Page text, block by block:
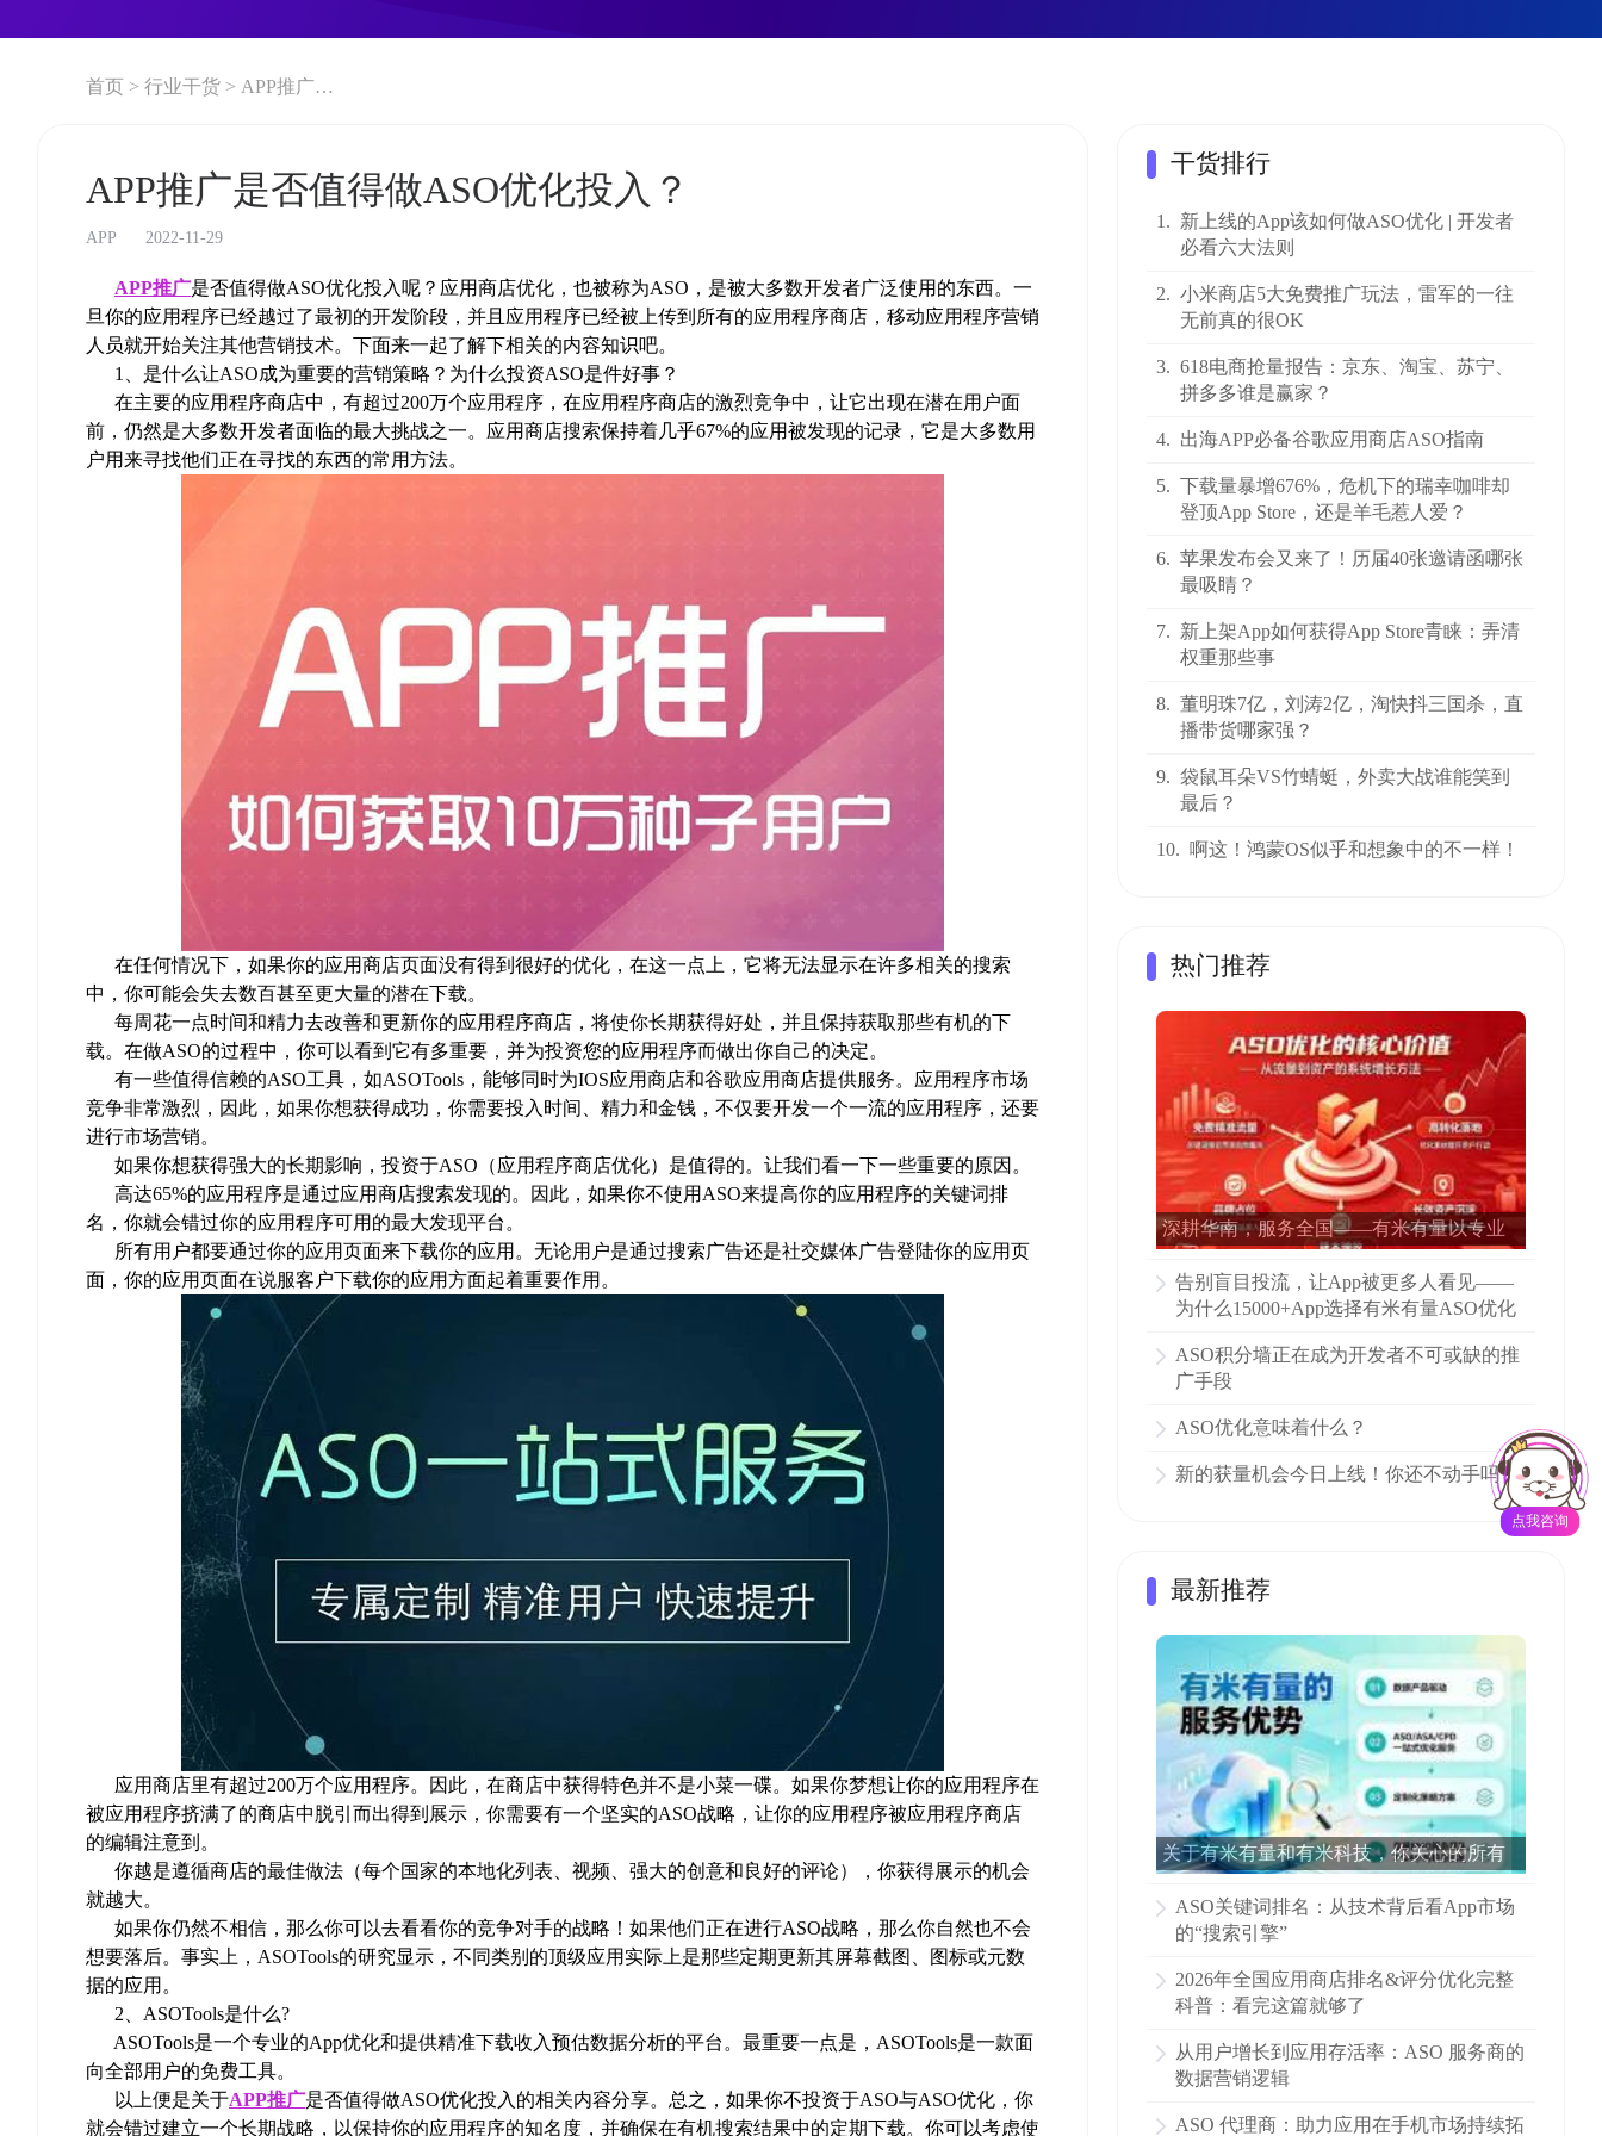
点我咨询
首页 > 行业干货 > APP推广是否值得做ASO优化投入？
APP推广是否值得做ASO优化投入？
APP 2022-11-29
APP推广是否值得做ASO优化投入呢？应用商店优化，也被称为ASO，是被大多数开发者广泛使用的东西。一
旦你的应用程序已经越过了最初的开发阶段，并且应用程序已经被上传到所有的应用程序商店，移动应用程序营销
人员就开始关注其他营销技术。下面来一起了解下相关的内容知识吧。
1、是什么让ASO成为重要的营销策略？为什么投资ASO是件好事？
在主要的应用程序商店中，有超过200万个应用程序，在应用程序商店的激烈竞争中，让它出现在潜在用户面
前，仍然是大多数开发者面临的最大挑战之一。应用商店搜索保持着几乎67%的应用被发现的记录，它是大多数用
户用来寻找他们正在寻找的东西的常用方法。
在任何情况下，如果你的应用商店页面没有得到很好的优化，在这一点上，它将无法显示在许多相关的搜索
中，你可能会失去数百甚至更大量的潜在下载。
每周花一点时间和精力去改善和更新你的应用程序商店，将使你长期获得好处，并且保持获取那些有机的下
载。在做ASO的过程中，你可以看到它有多重要，并为投资您的应用程序而做出你自己的决定。
有一些值得信赖的ASO工具，如ASOTools，能够同时为IOS应用商店和谷歌应用商店提供服务。应用程序市场
竞争非常激烈，因此，如果你想获得成功，你需要投入时间、精力和金钱，不仅要开发一个一流的应用程序，还要
进行市场营销。
如果你想获得强大的长期影响，投资于ASO（应用程序商店优化）是值得的。让我们看一下一些重要的原因。
高达65%的应用程序是通过应用商店搜索发现的。因此，如果你不使用ASO来提高你的应用程序的关键词排
名，你就会错过你的应用程序可用的最大发现平台。
所有用户都要通过你的应用页面来下载你的应用。无论用户是通过搜索广告还是社交媒体广告登陆你的应用页
面，你的应用页面在说服客户下载你的应用方面起着重要作用。
应用商店里有超过200万个应用程序。因此，在商店中获得特色并不是小菜一碟。如果你梦想让你的应用程序在
被应用程序挤满了的商店中脱引而出得到展示，你需要有一个坚实的ASO战略，让你的应用程序被应用程序商店
的编辑注意到。
你越是遵循商店的最佳做法（每个国家的本地化列表、视频、强大的创意和良好的评论），你获得展示的机会
就越大。
如果你仍然不相信，那么你可以去看看你的竞争对手的战略！如果他们正在进行ASO战略，那么你自然也不会
想要落后。事实上，ASOTools的研究显示，不同类别的顶级应用实际上是那些定期更新其屏幕截图、图标或元数
据的应用。
2、ASOTools是什么?
ASOTools是一个专业的App优化和提供精准下载收入预估数据分析的平台。最重要一点是，ASOTools是一款面
向全部用户的免费工具。
以上便是关于APP推广是否值得做ASO优化投入的相关内容分享。总之，如果你不投资于ASO与ASO优化，你
就会错过建立一个长期战略，以保持你的应用程序的知名度，并确保在有机搜索结果中的定期下载。你可以考虑使
干货排行
1. 新上线的App该如何做ASO优化 | 开发者
必看六大法则
2. 小米商店5大免费推广玩法，雷军的一往
无前真的很OK
3. 618电商抢量报告：京东、淘宝、苏宁、
拼多多谁是赢家？
4. 出海APP必备谷歌应用商店ASO指南
5. 下载量暴增676%，危机下的瑞幸咖啡却
登顶App Store，还是羊毛惹人爱？
6. 苹果发布会又来了！历届40张邀请函哪张
最吸睛？
7. 新上架App如何获得App Store青睐：弄清
权重那些事
8. 董明珠7亿，刘涛2亿，淘快抖三国杀，直
播带货哪家强？
9. 袋鼠耳朵VS竹蜻蜓，外卖大战谁能笑到
最后？
10. 啊这！鸿蒙OS似乎和想象中的不一样！
热门推荐
深耕华南，服务全国——有米有量以专业
告别盲目投流，让App被更多人看见——
为什么15000+App选择有米有量ASO优化
ASO积分墙正在成为开发者不可或缺的推
广手段
ASO优化意味着什么？
新的获量机会今日上线！你还不动手吗？
最新推荐
关于有米有量和有米科技，你关心的所有
ASO关键词排名：从技术背后看App市场
的“搜索引擎”
2026年全国应用商店排名&评分优化完整
科普：看完这篇就够了
从用户增长到应用存活率：ASO 服务商的
数据营销逻辑
ASO 代理商：助力应用在手机市场持续拓